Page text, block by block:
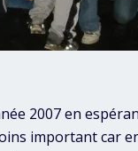
2007 en
important car